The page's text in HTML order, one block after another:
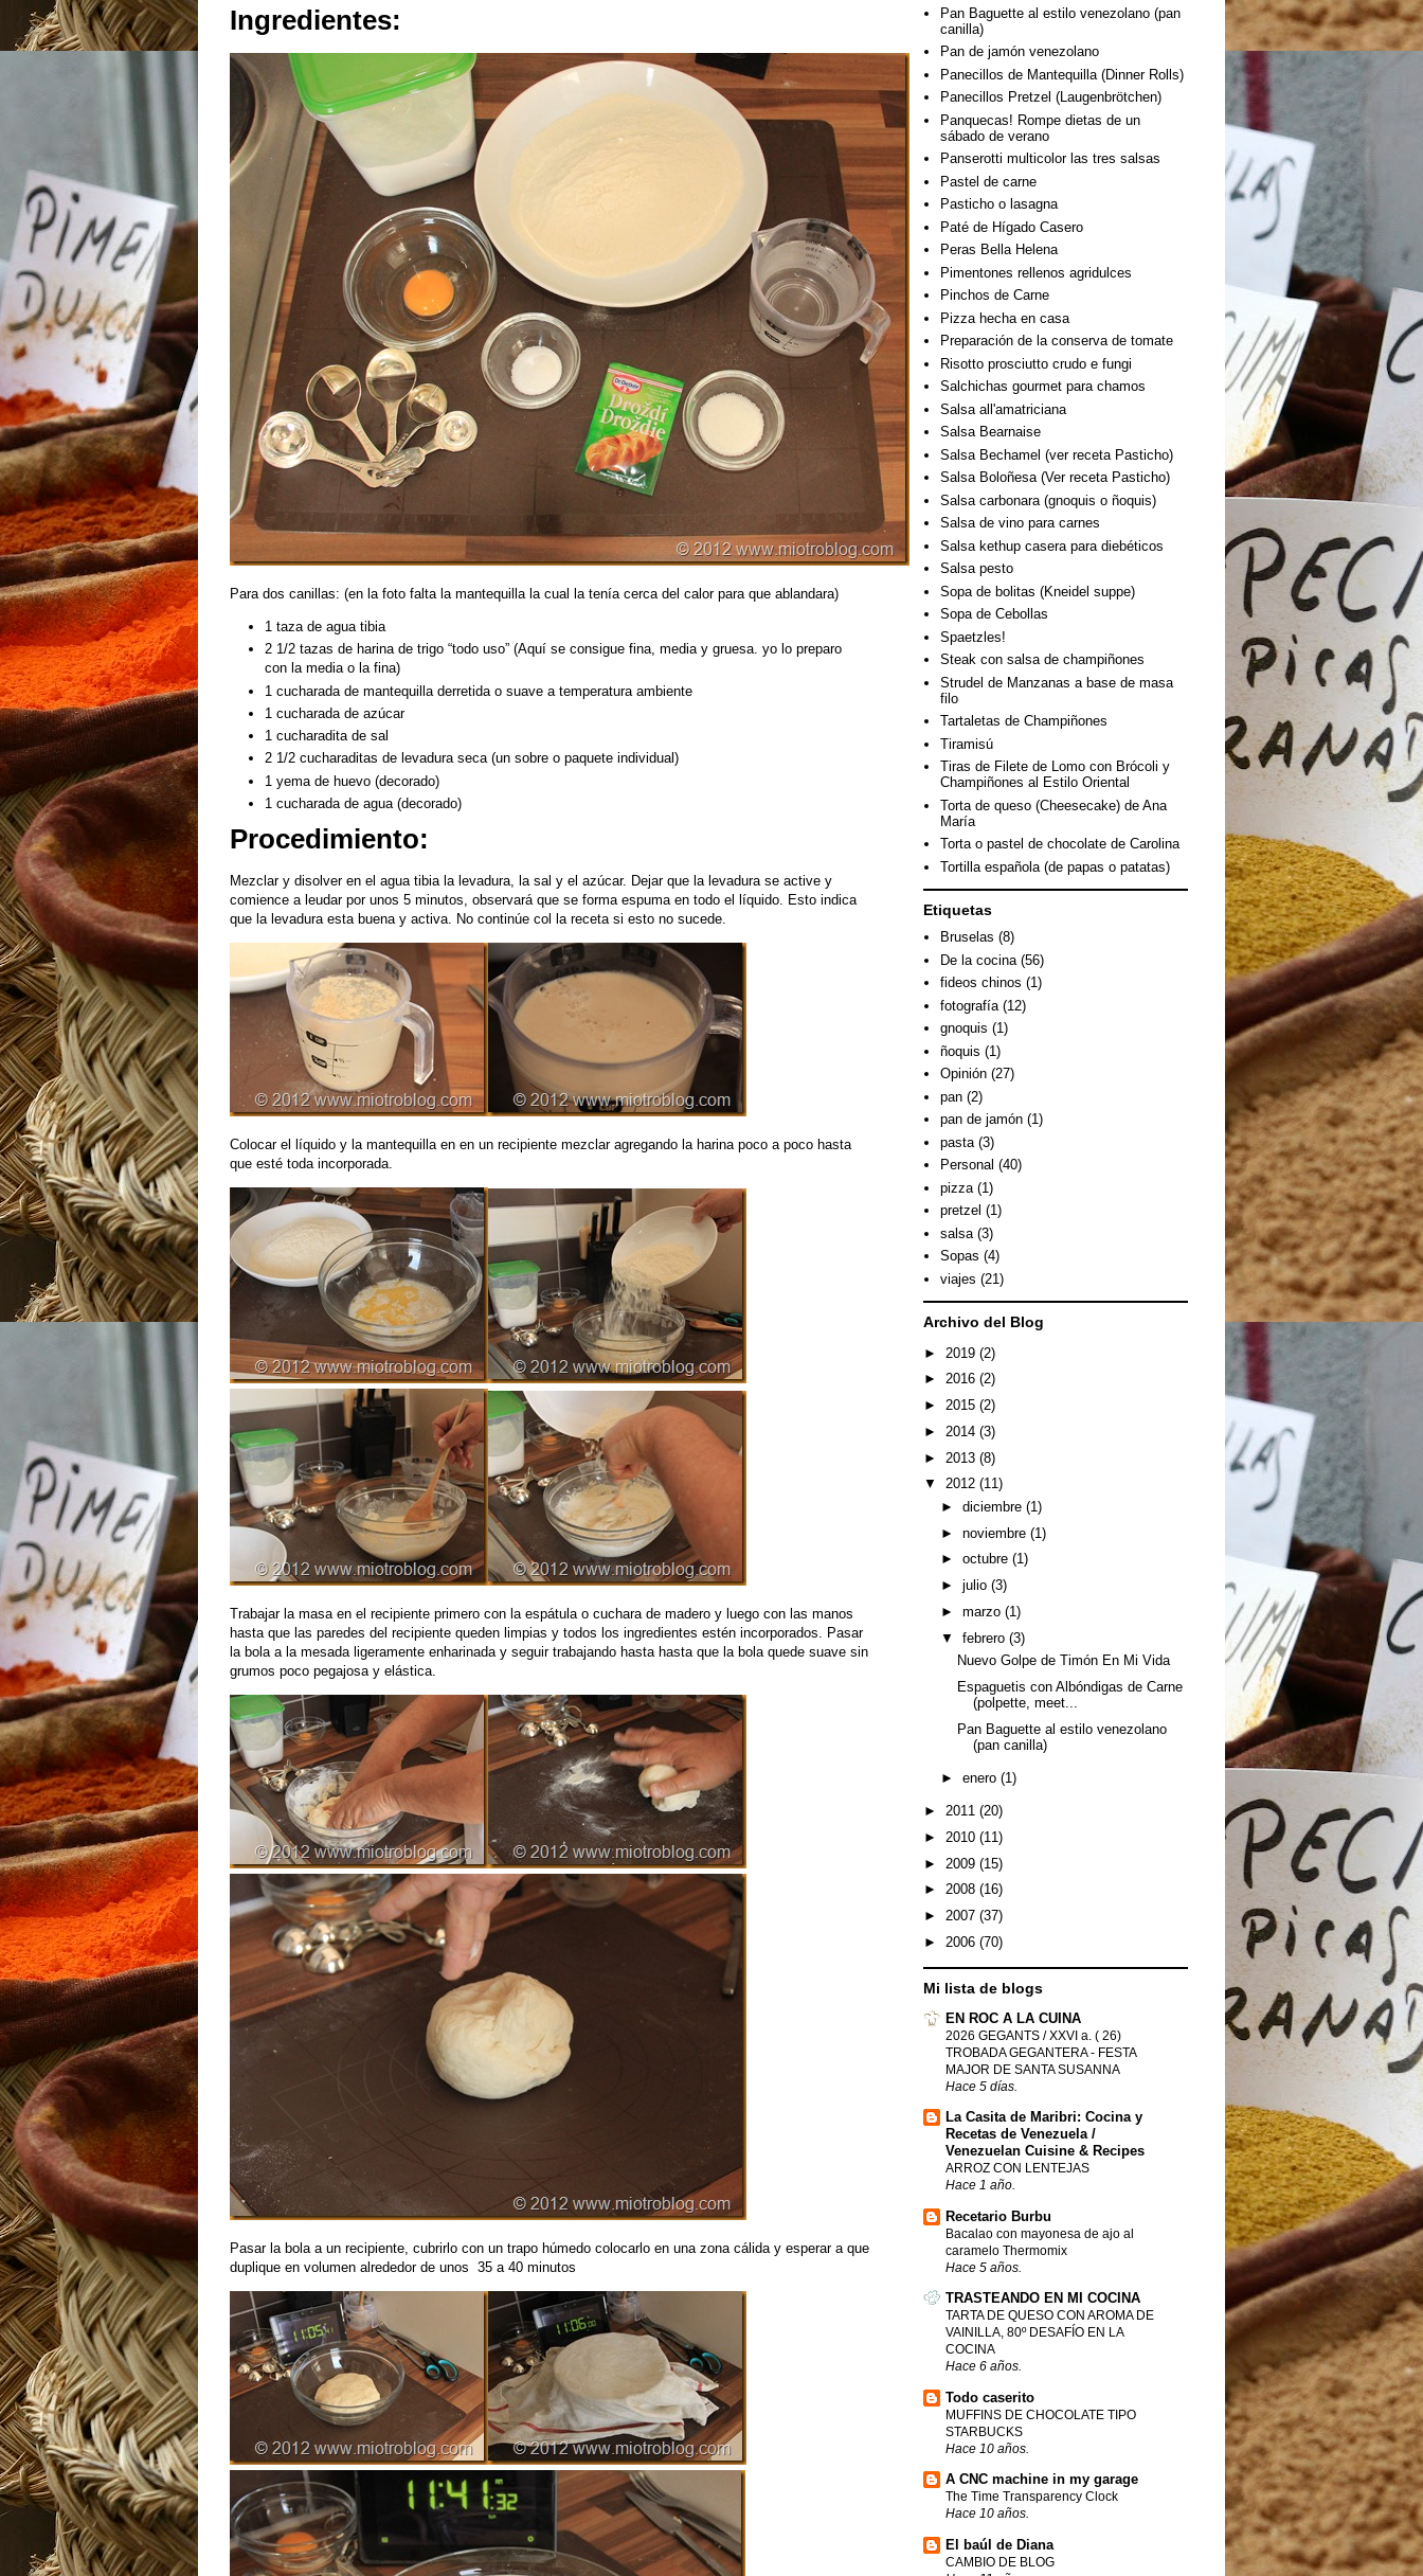
Ingredientes:
Para dos canillas: (en la foto falta la mantequilla la cual la tenía cerca del calor para que ablandara)
1 taza de agua tibia
2 1/2 tazas de harina de trigo “todo uso” (Aquí se consigue fina, media y gruesa. yo lo preparo
con la media o la fina)
1 cucharada de mantequilla derretida o suave a temperatura ambiente
1 cucharada de azúcar
1 cucharadita de sal
2 1/2 cucharaditas de levadura seca (un sobre o paquete individual)
1 yema de huevo (decorado)
1 cucharada de agua (decorado)
Procedimiento:
Mezclar y disolver en el agua tibia la levadura, la sal y el azúcar. Dejar que la levadura se active y
comience a leudar por unos 5 minutos, observará que se forma espuma en todo el líquido. Esto indica
que la levadura esta buena y activa. No continúe col la receta si esto no sucede.
Colocar el líquido y la mantequilla en en un recipiente mezclar agregando la harina poco a poco hasta
que esté toda incorporada.
Trabajar la masa en el recipiente primero con la espátula o cuchara de madero y luego con las manos
hasta que las paredes del recipiente queden limpias y todos los ingredientes estén incorporados. Pasar
la bola a la mesada ligeramente enharinada y seguir trabajando hasta hasta que la bola quede suave sin
grumos poco pegajosa y elástica.
Pasar la bola a un recipiente, cubrirlo con un trapo húmedo colocarlo en una zona cálida y esperar a que
duplique en volumen alrededor de unos 35 a 40 minutos
Pan Baguette al estilo venezolano (pan
canilla)
Pan de jamón venezolano
Panecillos de Mantequilla (Dinner Rolls)
Panecillos Pretzel (Laugenbrötchen)
Panquecas! Rompe dietas de un
sábado de verano
Panserotti multicolor las tres salsas
Pastel de carne
Pasticho o lasagna
Paté de Hígado Casero
Peras Bella Helena
Pimentones rellenos agridulces
Pinchos de Carne
Pizza hecha en casa
Preparación de la conserva de tomate
Risotto prosciutto crudo e fungi
Salchichas gourmet para chamos
Salsa all'amatriciana
Salsa Bearnaise
Salsa Bechamel (ver receta Pasticho)
Salsa Boloñesa (Ver receta Pasticho)
Salsa carbonara (gnoquis o ñoquis)
Salsa de vino para carnes
Salsa kethup casera para diebéticos
Salsa pesto
Sopa de bolitas (Kneidel suppe)
Sopa de Cebollas
Spaetzles!
Steak con salsa de champiñones
Strudel de Manzanas a base de masa
filo
Tartaletas de Champiñones
Tiramisú
Tiras de Filete de Lomo con Brócoli y
Champiñones al Estilo Oriental
Torta de queso (Cheesecake) de Ana
María
Torta o pastel de chocolate de Carolina
Tortilla española (de papas o patatas)
Etiquetas
Bruselas (8)
De la cocina (56)
fideos chinos (1)
fotografía (12)
gnoquis (1)
ñoquis (1)
Opinión (27)
pan (2)
pan de jamón (1)
pasta (3)
Personal (40)
pizza (1)
pretzel (1)
salsa (3)
Sopas (4)
viajes (21)
Archivo del Blog
► 2019 (2)
► 2016 (2)
► 2015 (2)
► 2014 (3)
► 2013 (8)
▼ 2012 (11)
► diciembre (1)
► noviembre (1)
► octubre (1)
► julio (3)
► marzo (1)
▼ febrero (3)
Nuevo Golpe de Timón En Mi Vida
Espaguetis con Albóndigas de Carne
(polpette, meet...
Pan Baguette al estilo venezolano
(pan canilla)
► enero (1)
► 2011 (20)
► 2010 (11)
► 2009 (15)
► 2008 (16)
► 2007 (37)
► 2006 (70)
Mi lista de blogs
EN ROC A LA CUINA
2026 GEGANTS / XXVI a. ( 26)
TROBADA GEGANTERA - FESTA
MAJOR DE SANTA SUSANNA
Hace 5 días.
La Casita de Maribri: Cocina y
Recetas de Venezuela /
Venezuelan Cuisine & Recipes
ARROZ CON LENTEJAS
Hace 1 año.
Recetario Burbu
Bacalao con mayonesa de ajo al
caramelo Thermomix
Hace 5 años.
TRASTEANDO EN MI COCINA
TARTA DE QUESO CON AROMA DE
VAINILLA, 80º DESAFÍO EN LA
COCINA
Hace 6 años.
Todo caserito
MUFFINS DE CHOCOLATE TIPO
STARBUCKS
Hace 10 años.
A CNC machine in my garage
The Time Transparency Clock
Hace 10 años.
El baúl de Diana
CAMBIO DE BLOG